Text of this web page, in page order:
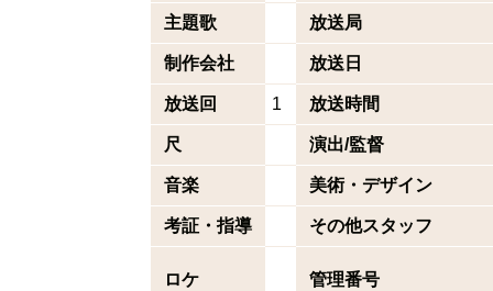
主題歌 放送局
制作会社 放送日
放送回 1 放送時間
尺 演出/監督
音楽 美術・デザイン
考証・指導 その他スタッフ
ロケ 管理番号